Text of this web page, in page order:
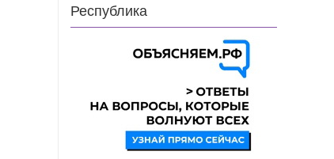
Республика